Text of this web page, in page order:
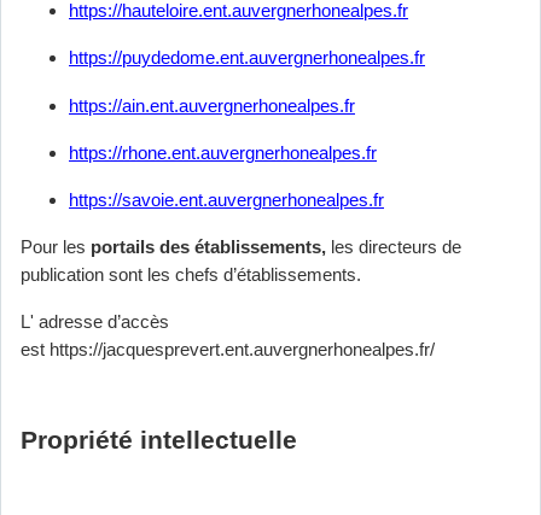
https://hauteloire.ent.auvergnerhonealpes.fr
https://puydedome.ent.auvergnerhonealpes.fr
https://ain.ent.auvergnerhonealpes.fr
https://rhone.ent.auvergnerhonealpes.fr
https://savoie.ent.auvergnerhonealpes.fr
Pour les portails des établissements, les directeurs de
publication sont les chefs d’établissements.
L' adresse d’accès
est https://jacquesprevert.ent.auvergnerhonealpes.fr/
Propriété intellectuelle